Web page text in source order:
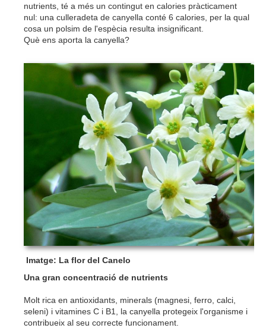
nutrients, té a més un contingut en calories pràcticament
nul: una culleradeta de canyella conté 6 calories, per la qual
cosa un polsim de l'espècia resulta insignificant.
Què ens aporta la canyella?
Imatge: La flor del Canelo
Una gran concentració de nutrients
Molt rica en antioxidants, minerals (magnesi, ferro, calci,
seleni) i vitamines C i B1, la canyella protegeix l'organisme i
contribueix al seu correcte funcionament.